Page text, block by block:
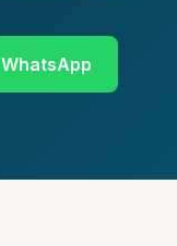
WhatsApp